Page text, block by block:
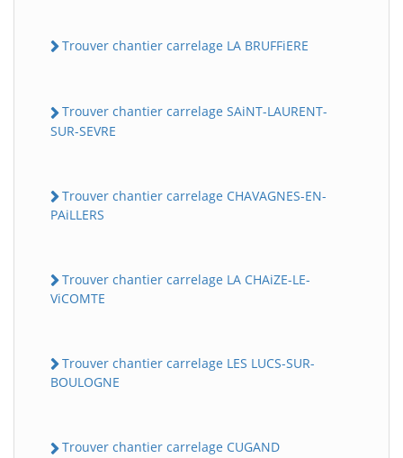
Trouver chantier carrelage LA BRUFFiERE
Trouver chantier carrelage SAiNT-LAURENT-
SUR-SEVRE
Trouver chantier carrelage CHAVAGNES-EN-
PAiLLERS
Trouver chantier carrelage LA CHAiZE-LE-
ViCOMTE
Trouver chantier carrelage LES LUCS-SUR-
BOULOGNE
Trouver chantier carrelage CUGAND